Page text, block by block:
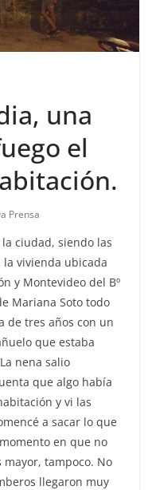
una
el
Prensa
ciudad, siendo las
vivienda ubicada
y Montevideo del Bº
Mariana Soto todo
de tres años con un
que estaba
nena salio
que algo había
y vi las
a sacar lo que
en que no
tampoco. No
llegaron muy